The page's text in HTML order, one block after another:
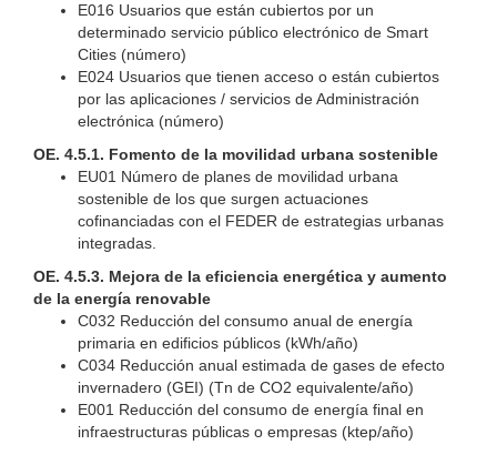
E016 Usuarios que están cubiertos por un
determinado servicio público electrónico de Smart
Cities (número)
E024 Usuarios que tienen acceso o están cubiertos
por las aplicaciones / servicios de Administración
electrónica (número)
OE. 4.5.1. Fomento de la movilidad urbana sostenible
EU01 Número de planes de movilidad urbana
sostenible de los que surgen actuaciones
cofinanciadas con el FEDER de estrategias urbanas
integradas.
OE. 4.5.3. Mejora de la eficiencia energética y aumento
de la energía renovable
C032 Reducción del consumo anual de energía
primaria en edificios públicos (kWh/año)
C034 Reducción anual estimada de gases de efecto
invernadero (GEI) (Tn de CO2 equivalente/año)
E001 Reducción del consumo de energía final en
infraestructuras públicas o empresas (ktep/año)